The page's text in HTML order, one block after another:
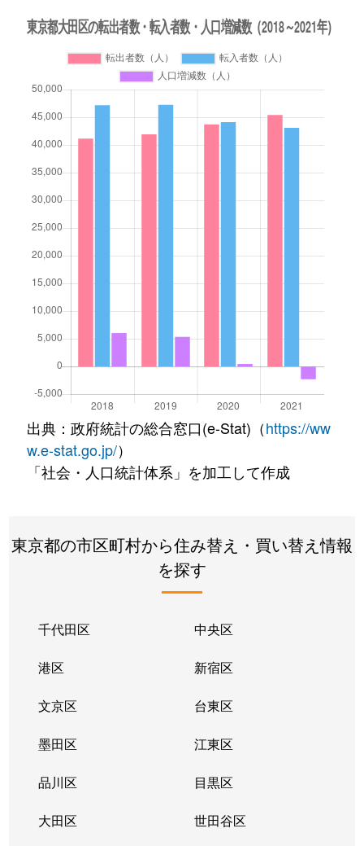
出典：政府統計の総合窓口(e-Stat)（https://ww
w.e-stat.go.jp/）
「社会・人口統計体系」を加工して作成
東京都の市区町村から住み替え・買い替え情報
を探す
千代田区 中央区
港区 新宿区
文京区 台東区
墨田区 江東区
品川区 目黒区
大田区 世田谷区